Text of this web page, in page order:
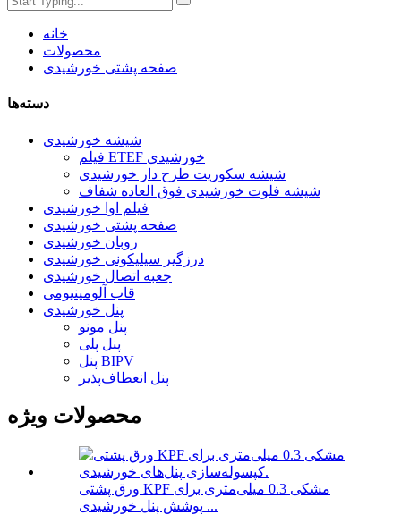
خانه
محصولات
صفحه پشتی خورشیدی
دسته‌ها
شیشه خورشیدی
فیلم ETEF خورشیدی
شیشه سکوریت طرح دار خورشیدی
شیشه فلوت خورشیدی فوق العاده شفاف
فیلم اوا خورشیدی
صفحه پشتی خورشیدی
روبان خورشیدی
درزگیر سیلیکونی خورشیدی
جعبه اتصال خورشیدی
قاب آلومینیومی
پنل خورشیدی
پنل مونو
پنل پلی
پنل BIPV
پنل انعطاف‌پذیر
محصولات ویژه
ورق پشتی KPF مشکی 0.3 میلی‌متری برای
پوشش پنل خورشیدی ...